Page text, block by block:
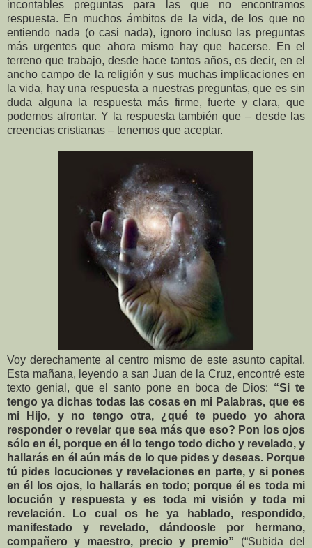
incontables preguntas para las que no encontramos
respuesta. En muchos ámbitos de la vida, de los que no
entiendo nada (o casi nada), ignoro incluso las preguntas
más urgentes que ahora mismo hay que hacerse. En el
terreno que trabajo, desde hace tantos años, es decir, en el
ancho campo de la religión y sus muchas implicaciones en
la vida, hay una respuesta a nuestras preguntas, que es sin
duda alguna la respuesta más firme, fuerte y clara, que
podemos afrontar. Y la respuesta también que – desde las
creencias cristianas – tenemos que aceptar.
Voy derechamente al centro mismo de este asunto capital.
Esta mañana, leyendo a san Juan de la Cruz, encontré este
texto genial, que el santo pone en boca de Dios: “Si te
tengo ya dichas todas las cosas en mi Palabras, que es
mi Hijo, y no tengo otra, ¿qué te puedo yo ahora
responder o revelar que sea más que eso? Pon los ojos
sólo en él, porque en él lo tengo todo dicho y revelado, y
hallarás en él aún más de lo que pides y deseas. Porque
tú pides locuciones y revelaciones en parte, y si pones
en él los ojos, lo hallarás en todo; porque él es toda mi
locución y respuesta y es toda mi visión y toda mi
revelación. Lo cual os he ya hablado, respondido,
manifestado y revelado, dándoosle por hermano,
compañero y maestro, precio y premio” (“Subida del